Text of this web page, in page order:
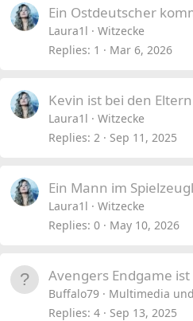
Ein Ostdeutscher
Laura1l
Witzecke
Replies 1 Mar 6, 2026
Kevin ist bei den
Laura1l
Witzecke
Replies 2 Sep 11, 2025
Ein Mann im
Laura1l
Witzecke
Replies 0 May 10, 2026
Avengers Endgame ist
Buffalo79
Multimedia
Replies 4 Sep 13, 2025